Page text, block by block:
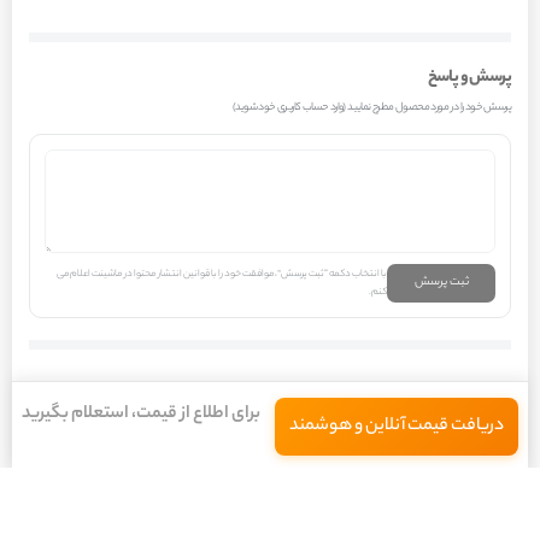
دریافت قیمت آنلاین و هوشمند
استفاده طولانی مدت از کولر در جاده‌های کویری، کمپرسور تحت فشار کاری مداوم
قرار می‌گیرد. در این شرایط، کیفیت ساخت و مقاومت متریال به‌کار رفته در
مستقیمی به سلامت سیستم برقی خودرو، میزان گاز مبرد و پاکیزگی فیلترهای
سیستم تهویه دارد.
فرض کنید در یک روز تابستانی، دمای هوای بیرون به بالای 40 درجه سانتی‌گراد
405 GLX دوگانه سوز شما در حال کار است و سیستم کولر نیز روشن است. در این
سناریوی واقعی، کمپرسور کولر با تمام توان خود در حال فشرده‌سازی گاز مبرد
است. اگر این کمپرسور از کیفیت بالایی برخوردار نباشد یا به درستی نصب نشده
پرسش و پاسخ
پرسش خود را در مورد محصول مطرح نمایید (وارد حساب کاربری خود شوید)
ثبت پرسش
با انتخاب دکمه “ثبت پرسش”، موافقت خود را با قوانین انتشار محتوا در ماشینت اعلام می
کنم.
برای اطلاع از قیمت، استعلام بگیرید